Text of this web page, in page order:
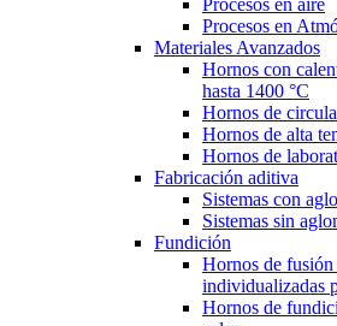
Procesos en
Materiales Avanzados
Hornos con
hasta 1400 °C
Hornos de
Hornos de alta
Hornos de
Fabricación aditiva
Sistemas con
Sistemas sin
Fundición
Hornos de fusión
individualizadas
Hornos de